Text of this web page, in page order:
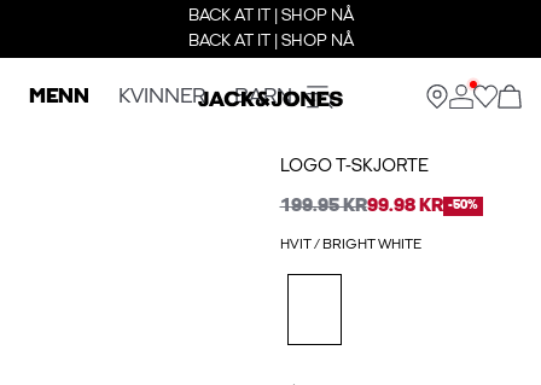
BACK AT IT | SHOP NÅ
BACK AT IT | SHOP NÅ
MENN KVINNER BARN
LOGO T-SKJORTE
199.95 KR99.98 KR -50%
HVIT / BRIGHT WHITE